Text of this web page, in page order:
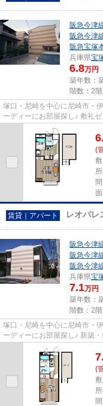
阪急今津
阪急今津
阪急宝塚
兵庫県宝
6.8万円
築年数：
階数：2
塚口・尼崎を中心に尼崎市・
ーディーにお部屋探し♪ 敷礼
ション、保証人不要物件・マ...
(
賃貸｜アパート レオパ
阪急今津
阪急今津
阪急今津
兵庫県宝
7.1万円
築年数：
階数：2
塚口・尼崎を中心に尼崎市・
ーディーにお部屋探し♪ 新築
分譲賃貸マンション、保証人...
(